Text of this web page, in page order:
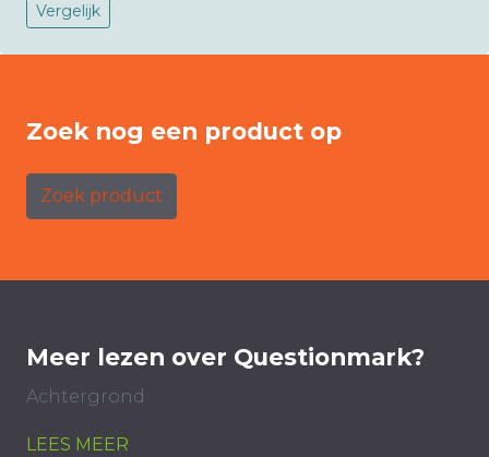
Vergelijk
Zoek nog een product op
Zoek product
Meer lezen over Questionmark?
Achtergrond
LEES MEER